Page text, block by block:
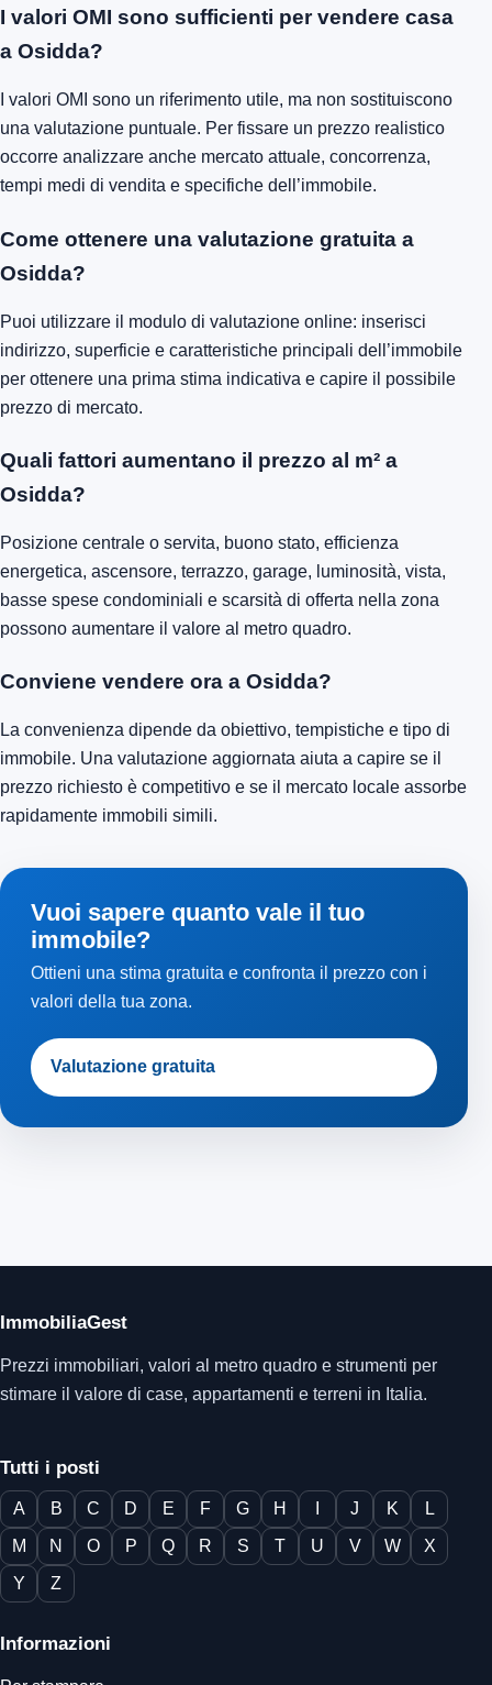
I valori OMI sono sufficienti per vendere casa
a Osidda?
I valori OMI sono un riferimento utile, ma non sostituiscono
una valutazione puntuale. Per fissare un prezzo realistico
occorre analizzare anche mercato attuale, concorrenza,
tempi medi di vendita e specifiche dell’immobile.
Come ottenere una valutazione gratuita a
Osidda?
Puoi utilizzare il modulo di valutazione online: inserisci
indirizzo, superficie e caratteristiche principali dell’immobile
per ottenere una prima stima indicativa e capire il possibile
prezzo di mercato.
Quali fattori aumentano il prezzo al m² a
Osidda?
Posizione centrale o servita, buono stato, efficienza
energetica, ascensore, terrazzo, garage, luminosità, vista,
basse spese condominiali e scarsità di offerta nella zona
possono aumentare il valore al metro quadro.
Conviene vendere ora a Osidda?
La convenienza dipende da obiettivo, tempistiche e tipo di
immobile. Una valutazione aggiornata aiuta a capire se il
prezzo richiesto è competitivo e se il mercato locale assorbe
rapidamente immobili simili.
Vuoi sapere quanto vale il tuo
immobile?
Ottieni una stima gratuita e confronta il prezzo con i
valori della tua zona.
Valutazione gratuita
ImmobiliaGest
Prezzi immobiliari, valori al metro quadro e strumenti per
stimare il valore di case, appartamenti e terreni in Italia.
Tutti i posti
A B C D E F G H J K
L
M
N O P Q R S T U V W
X
Y
Z
Informazioni